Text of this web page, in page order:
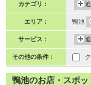
カテゴリ：
エリア： 鴨池
サービス：
その他の条件：
鴨池のお店・スポッ